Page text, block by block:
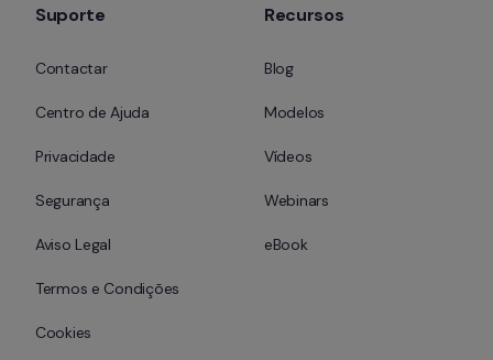
Suporte
Contactar
Centro de Ajuda
Privacidade
Segurança
Aviso Legal
Termos e Condições
Cookies
Recursos
Blog
Modelos
Vídeos
Webinars
eBook